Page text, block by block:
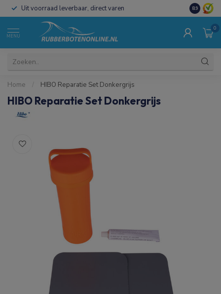
Uit voorraad leverbaar, direct varen Al 15 jaar
8.9
MENU
0
Home / HIBO Reparatie Set Donkergrijs
HIBO Reparatie Set Donkergrijs